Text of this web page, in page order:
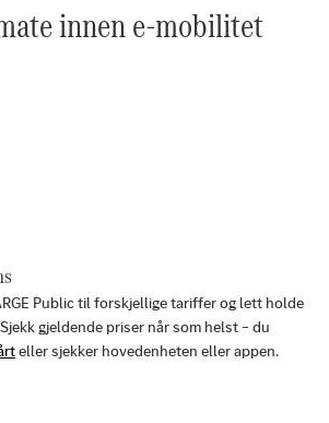
innen e-mobilitet
Public til forskjellige tariffer og lett holde
gjeldende priser når som helst – du
eller sjekker hovedenheten eller appen.